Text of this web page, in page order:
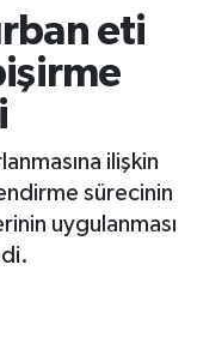
eti
ilişkin
sürecinin
uygulanması
Haritası